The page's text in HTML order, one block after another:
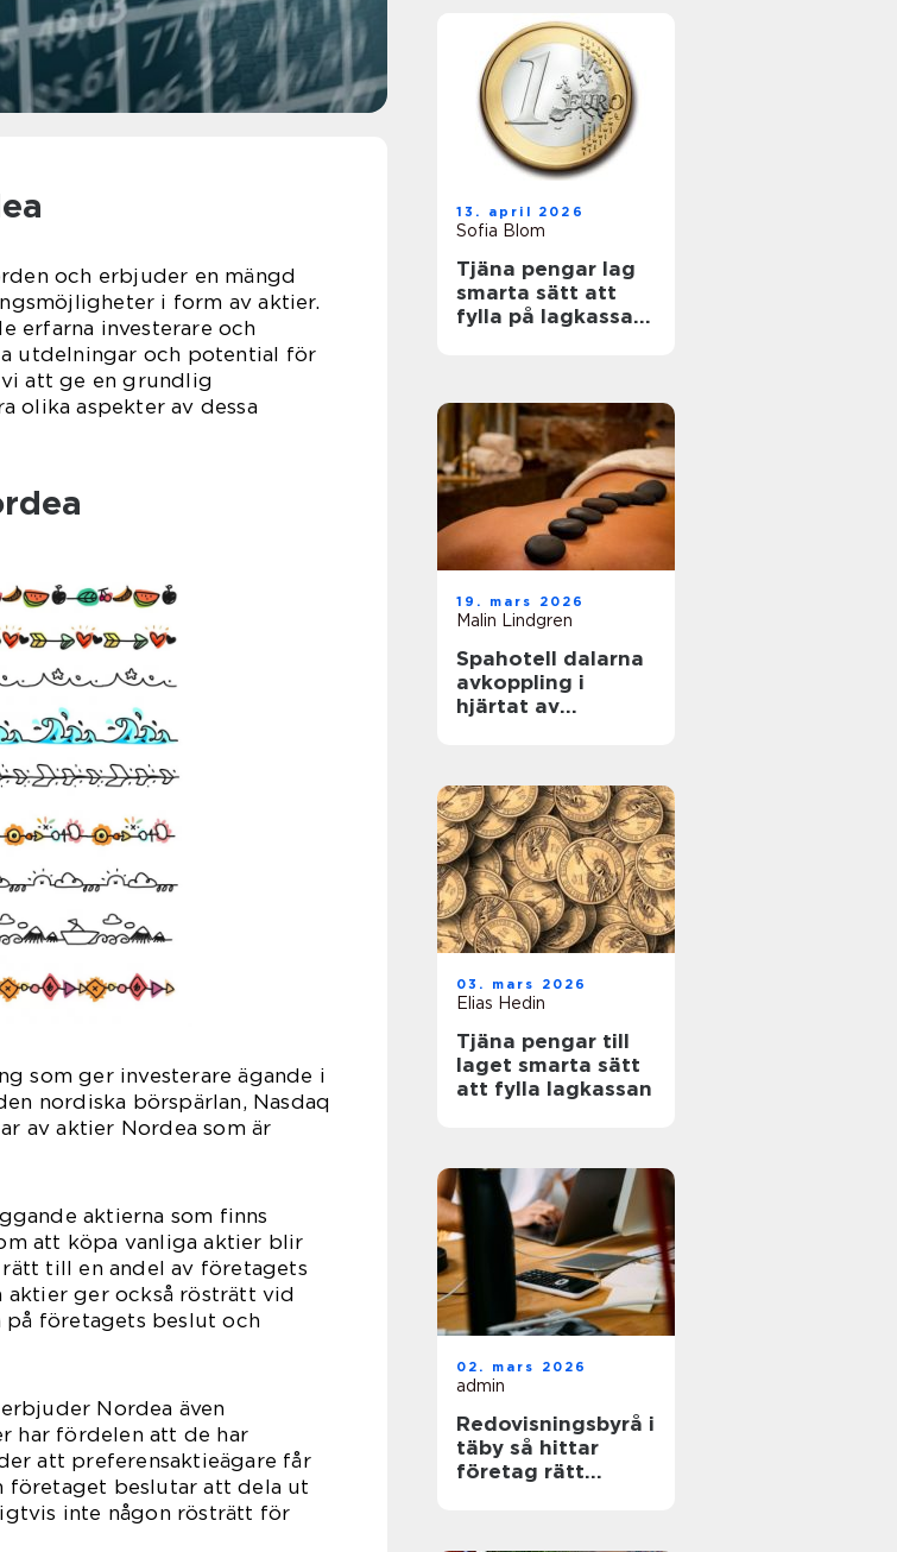
och erbjuder en mängd
i form av aktier.
erfarna investerare och
utdelningar och potential för
att ge en grundlig
olika aspekter av dessa
som ger investerare ägande i
nordiska börspärlan, Nasdaq
av aktier Nordea som är
aktierna som finns
att köpa vanliga aktier blir
till en andel av företagets
aktier ger också rösträtt vid
företagets beslut och
Nordea även
har fördelen att de har
att preferensaktieägare får
företaget beslutar att dela ut
inte någon rösträtt för
13. april 2026
Sofia Blom
Tjäna pengar lag
smarta sätt att
fylla på lagkassan
19. mars 2026
Malin Lindgren
Spahotell dalarna
avkoppling i
hjärtat av
03. mars 2026
Elias Hedin
Tjäna pengar till
laget smarta sätt
att fylla lagkassan
02. mars 2026
admin
Redovisningsbyrå i
täby så hittar
företag rätt